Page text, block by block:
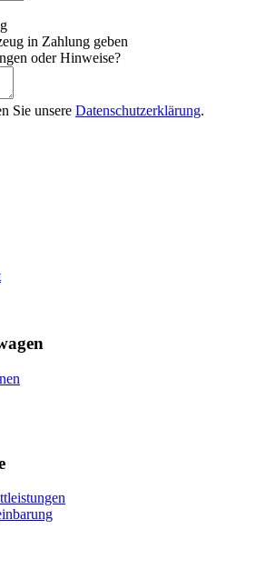
in Zahlung geben
oder Hinweise?
Sie unsere Datenschutzerklärung.